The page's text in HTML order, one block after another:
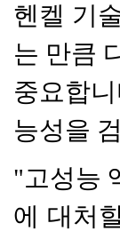
헨켈 기
는 만큼
중요합
능성을
"고성능
에 대처